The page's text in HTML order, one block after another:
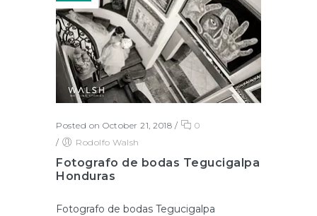
Posted on October 21, 2018 /
0
/
Rodolfo Walsh
Fotografo de bodas Tegucigalpa
Honduras
Fotografo de bodas Tegucigalpa